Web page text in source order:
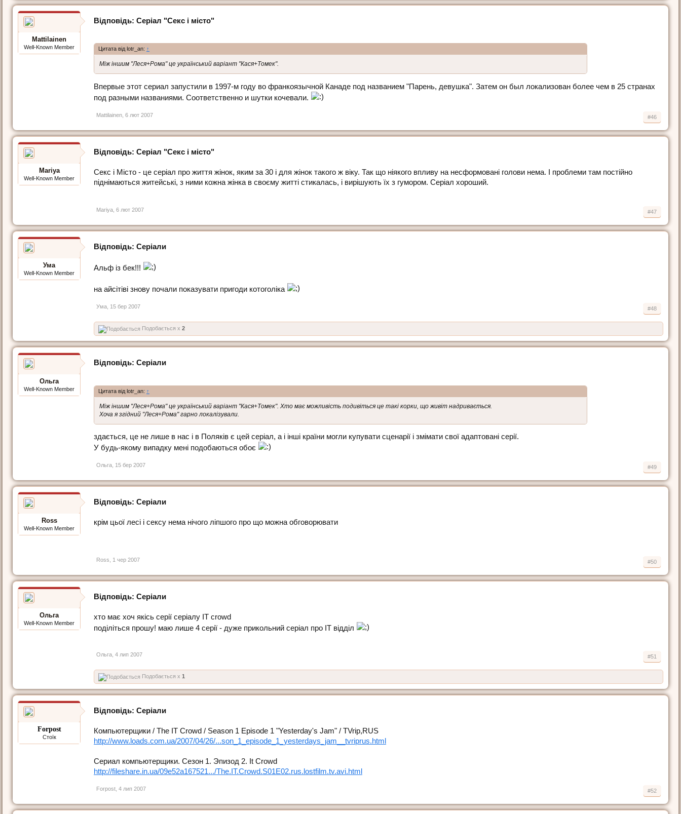
Mattilainen
Well-Known Member
Відповідь: Серіал "Секс і місто"
Цитата від lotr_an: ↑
Між іншим "Леся+Рома" це український варіант "Кася+Томек".
Впервые этот сериал запустили в 1997-м году во франкоязычной Канаде под названием "Парень, девушка". Затем он был локализован более чем в 25 странах
под разными названиями. Соответственно и шутки кочевали.
Mattilainen 6 лют 2007 #46
Mariya
Well-Known Member
Відповідь: Серіал "Секс і місто"
Секс і Місто - це серіал про життя жінок, яким за 30 і для жінок такого ж віку. Так що ніякого впливу на несформовані голови нема. І проблеми там постійно
піднімаються житейські, з ними кожна жінка в своєму житті стикалась, і вирішують їх з гумором. Серіал хороший.
Mariya 6 лют 2007 #47
Ума
Well-Known Member
Відповідь: Серіали
Альф із бек!!!
на айсітіві знову почали показувати пригоди котоголіка
Ума 15 бер 2007 #48
Подобається x 2
Ольга
Well-Known Member
Відповідь: Серіали
Цитата від lotr_an: ↑
Між іншим "Леся+Рома" це український варіант "Кася+Томек". Хто має можливість подивіться це такі корки, що живіт надривається.
Хоча я згідний "Леся+Рома" гарно локалізували.
здається, це не лише в нас і в Поляків є цей серіал, а і інші країни могли купувати сценарії і змімати свої адаптовані серії.
У будь-якому випадку мені подобаються обоє
Ольга 15 бер 2007 #49
Ross
Well-Known Member
Відповідь: Серіали
крім цьої лесі і сексу нема нічого ліпшого про що можна обговорювати
Ross 1 чер 2007 #50
Ольга
Well-Known Member
Відповідь: Серіали
хто має хоч якісь серії серіалу IT crowd
поділіться прошу! маю лише 4 серії - дуже прикольний серіал про ІТ відділ
Ольга 4 лип 2007 #51
Подобається x 1
Forpost
Стоїк
Відповідь: Серіали
Компьютерщики / The IT Crowd / Season 1 Episode 1 "Yesterday's Jam" / TVrip,RUS
http://www.loads.com.ua/2007/04/26/...son_1_episode_1_yesterdays_jam__tvriprus.html
Сериал компьютерщики. Сезон 1. Эпизод 2. It Crowd
http://fileshare.in.ua/09e52a167521.../The.IT.Crowd.S01E02.rus.lostfilm.tv.avi.html
Forpost 4 лип 2007 #52